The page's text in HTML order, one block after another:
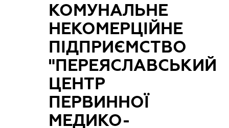
КОМУНАЛЬНЕ
НЕКОМЕРЦІЙНЕ
ПІДПРИЄМСТВО
"ПЕРЕЯСЛАВСЬКИЙ
ЦЕНТР
ПЕРВИННОЇ
МЕДИКО-